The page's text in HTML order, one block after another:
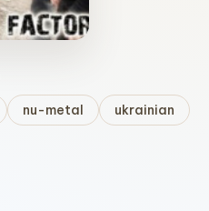
nu-metal
ukrainian